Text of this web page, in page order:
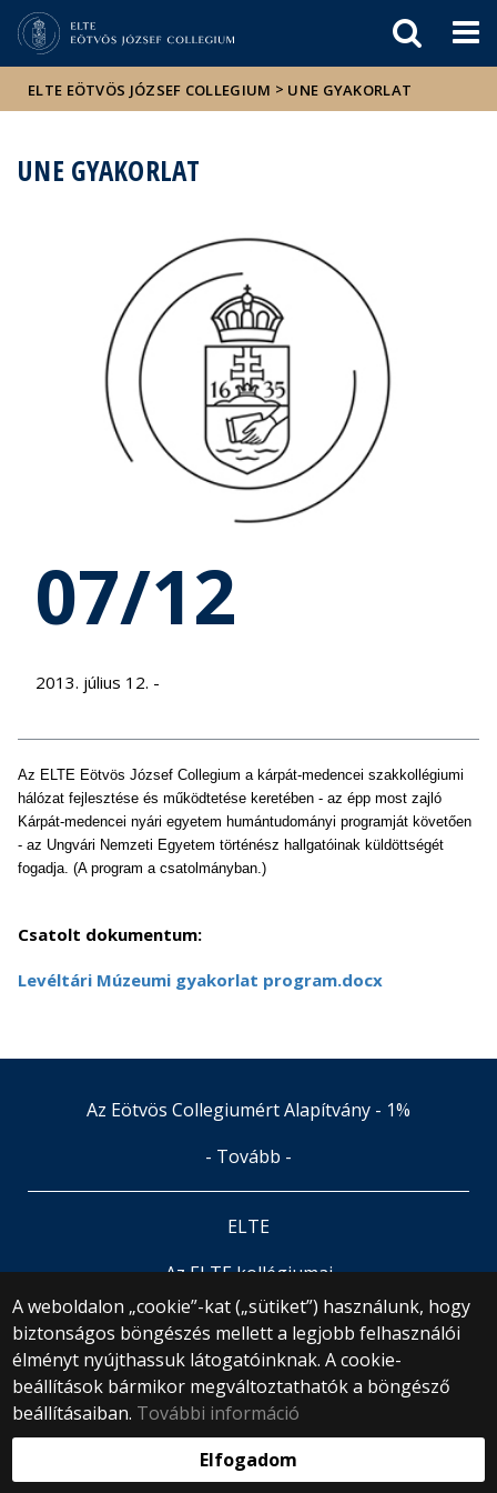
sajtóban
ELTE EÖTVÖS JÓZSEF COLLEGIUM > UNE GYAKORLAT
UNE GYAKORLAT
07/12
2013. július 12. -
Az ELTE Eötvös József Collegium a kárpát-medencei szakkollégiumi
hálózat fejlesztése és működtetése keretében - az épp most zajló
Kárpát-medencei nyári egyetem humántudományi programját követően
- az Ungvári Nemzeti Egyetem történész hallgatóinak küldöttségét
fogadja. (A program a csatolmányban.)
Csatolt dokumentum:
Levéltári Múzeumi gyakorlat program.docx
A weboldalon „cookie”-kat („sütiket”) használunk, hogy
biztonságos böngészés mellett a legjobb felhasználói
élményt nyújthassuk látogatóinknak. A cookie-
beállítások bármikor megváltoztathatók a böngésző
beállításaiban. További információ
Elfogadom
Az Eötvös Collegiumért Alapítvány - 1%
- Tovább -
ELTE
Az ELTE kollégiumai
© 2025 Eötvös Loránd Tudományegyetem
Minden jog fenntartva.
1053 Budapest, Egyetem tér 1–3.
Központi telefonszám: +36 1 411 6500
Webfejlesztés: